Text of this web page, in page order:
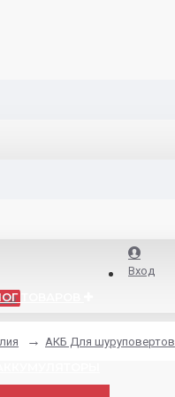
ТОВАРОВ
Вход
АКБ Для шуруповертов